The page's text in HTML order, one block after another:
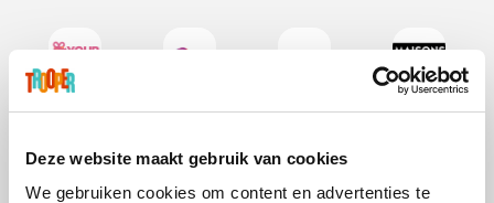
Deze website maakt gebruik van cookies
We gebruiken cookies om content en advertenties te